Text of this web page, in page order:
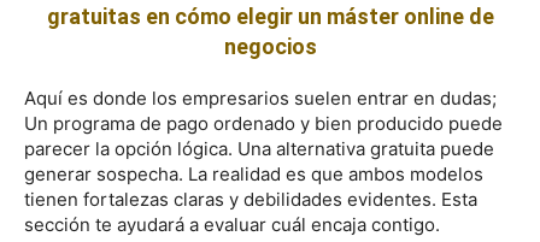
gratuitas en cómo elegir un máster online de
negocios
Aquí es donde los empresarios suelen entrar en dudas;
Un programa de pago ordenado y bien producido puede
parecer la opción lógica. Una alternativa gratuita puede
generar sospecha. La realidad es que ambos modelos
tienen fortalezas claras y debilidades evidentes. Esta
sección te ayudará a evaluar cuál encaja contigo.